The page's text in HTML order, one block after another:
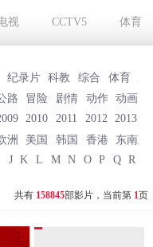
视 CCTV5 体育
纪录片 科教 综合 体育
路 冒险 剧情 动作 动画
2010 2011 2012 2013
洲 美国 韩国 香港
东南亚
J K L M N O P Q R
共有 158845部影片，当前第 1页